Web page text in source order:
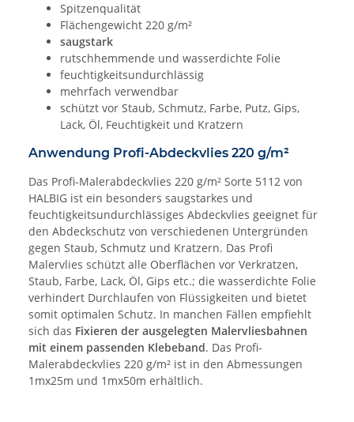
Spitzenqualität
Flächengewicht 220 g/m²
saugstark
rutschhemmende und wasserdichte Folie
feuchtigkeitsundurchlässig
mehrfach verwendbar
schützt vor Staub, Schmutz, Farbe, Putz, Gips,
Lack, Öl, Feuchtigkeit und Kratzern
Anwendung Profi-Abdeckvlies 220 g/m²
Das Profi-Malerabdeckvlies 220 g/m² Sorte 5112 von
HALBIG ist ein besonders saugstarkes und
feuchtigkeitsundurchlässiges Abdeckvlies geeignet für
den Abdeckschutz von verschiedenen Untergründen
gegen Staub, Schmutz und Kratzern. Das Profi
Malervlies schützt alle Oberflächen vor Verkratzen,
Staub, Farbe, Lack, Öl, Gips etc.; die wasserdichte Folie
verhindert Durchlaufen von Flüssigkeiten und bietet
somit optimalen Schutz. In manchen Fällen empfiehlt
sich das Fixieren der ausgelegten Malervliesbahnen
mit einem passenden Klebeband. Das Profi-
Malerabdeckvlies 220 g/m² ist in den Abmessungen
1mx25m und 1mx50m erhältlich.